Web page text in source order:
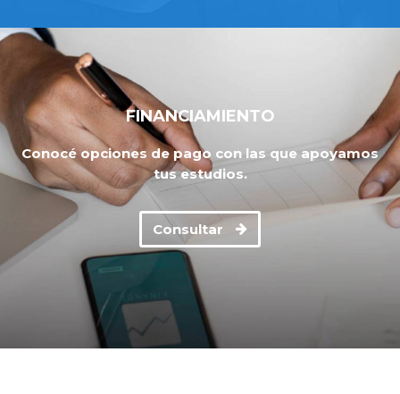
FINANCIAMIENTO
Conocé opciones de pago con las que apoyamos
tus estudios.
Consultar